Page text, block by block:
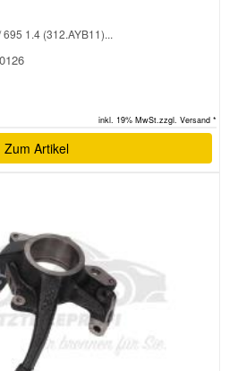
1.4 (312.AYB11)...
inkl. 19% MwSt.zzgl. Versand *
Zum Artikel